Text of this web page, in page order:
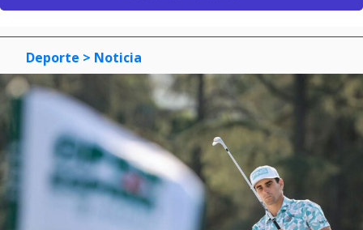
Deporte > Noticia